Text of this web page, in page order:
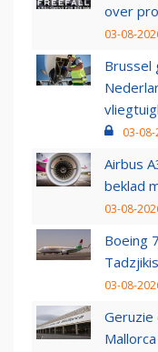
over
03-08-
Brussel
03-08-
Airbus
beklad
03-08-
Boeing
03-08-
Geruzie
Mallorca